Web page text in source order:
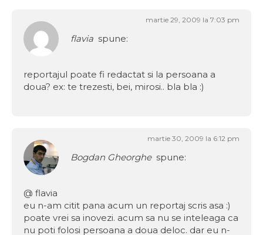
flavia spune:
martie 29, 2009 la 7:03 pm
reportajul poate fi redactat si la persoana a
doua? ex: te trezesti, bei, mirosi.. bla bla :)
Bogdan Gheorghe spune:
martie 30, 2009 la 6:12 pm
@ flavia
eu n-am citit pana acum un reportaj scris asa :)
poate vrei sa inovezi. acum sa nu se inteleaga ca
nu poti folosi persoana a doua deloc. dar eu n-